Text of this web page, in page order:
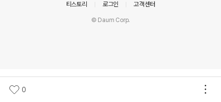
0
티스토리 로그인 고객센터
© Daum Corp.